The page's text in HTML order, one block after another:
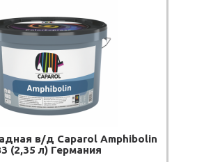
в/д Caparol Amphibolin
(2,35 л) Германия